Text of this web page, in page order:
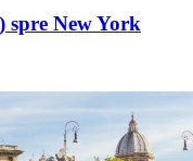
New York